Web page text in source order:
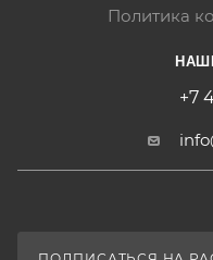
Политика
+7